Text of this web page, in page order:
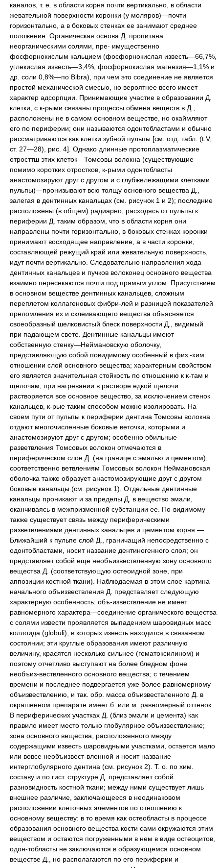
каналов, т. е. в области корня почти вертикально, в области
жевательной поверхности коронки (у моляров)—почти
горизонтально, а в боковых стенках ее занимают среднее
положение. Органическая основа Д. пропитана
неорганическими солями, пре- имущественно
фосфорнокислым кальцием (фосфорнокислая известь—66,7%,
углекислая известь—3,4%, фосфорнокислая магнезия—1,1% и
др. соли 0,8%—по Bibra), при чем это соединение не является
простой механической смесью, но вероятнее всего имеет
характер адсорпции. Принимающие участие в образовании Д.
клетки, с к-рыми связаны процессы обмена веществ в Д.,
расположены не в самом основном веществе, но окаймляют
его по периферии; они называются одонтобластами и обычно
рассматриваются как клетки зубной пульпы [см. отд. табл. (t.V,
ст. 27—28), рис. 4]. Однако длинные протоплазматические
отросттш этих клеток—Томсовы волокна (существующие
помимо коротких отростков, к-рыми одонтобласты
анастомозируют друг с другом и с глубжележащими клетками
пульпы)—пронизывают всю толщу основного вещества Д.,
залегая в дентинных канальцах (см. рисунок 1 и 2); последние
расположены (в общем) радиарно, расходясь от пульпы к
периферии Д. таким образом, что в области корня они
направлены почти горизонтально, в боковых стенках коронки
принимают восходящее направление, а в части коронки,
составляющей режущий край или жевательную поверхность,
идут почти вертикально. Следовательно направления хода
дентинных канальцев и пучков волоконец основного вещества
взаимно пересекаются почти под прямым углом. Присутствием
в основном веществе дентинных канальцев, сложным
переплетом коллагеновых фибри-лей и разницей показателей
преломления их и склеивающего вещества объясняется
своеобразный шелковистый блеск поверхности Д., видимый
при падающем свете. Дентинные канальцы имеют
собственную стенку—Неймановскую оболочку,
представляющую собой повидимому особенный в физ.-хим.
отношении слой основного вещества; характерным свойством
его является значительная стойкость по отношению к к-там и
щелочам; при нагревании в растворе едкой щелочи
растворяется все основное вещество, за исключением стенок
канальцев, к-рые таким способом можно изолировать. На
своем пути от пульпы к периферии дентина Томсовы волокна
отдают многочисленные боковые веточки, которыми и
анастомозируют друг с другом; особенно обильные
разветвления Томсовых волокон отмечаются в
периферическом слое Д. (на границе с эмалью и цементом);
соответственно ветвлениям Томсовых волокон Неймановская
оболочка также образует анастомозирующие друг с другом
боковые канальцы (см. рисунок 1). Отдельные дентинные
канальцы проникают и за пределы Д. в вещество эмали,
оканчиваясь в межпризменной субстанции ее. По-видимому
также существует связь между периферическими
разветвлениями дентинных канальцев и цементом корня.—
Ближайший к пульпе слой Д., граничащий непосредственно с
одонтобластами, носит название дентиногенного слоя; он
представляет собой еще необъизвествленную зону основного
вещества Д. (соответствующую остеоидной зоне, при
аппозиции костной ткани). Наблюдаемая в этом слое картина
начального объизвествления Д. представляет следующую
характерную особенность: объ-извествление не имеет
равномерного характера—соединение органического вещества
с солями извести проявляется выпадением шаровидных масс
коллоида (globuli), в которых известь находится в связанном
состоянии; эти круглые образования имеют различную
величину, красятся несколько сильнее (гематоксилином) и
поэтому отчетливо выступают на более бледном фоне
необъиз-вествленного основного вещества; с течением
времени и последнее подвергается уже более равномерному
объизвествлению, и так. обр. масса объизвествленного Д. в
окрашенном препарате имеет б. или м. равномерный оттенок.
В периферических участках Д. (близ эмали и цемента) как
правило имеет место только глобулярное объизвествление;
зона основного вещества, расположенного между
содержащими известь шаровидными участками, остается мало
или вовсе необъизвест-вленной и носит название
интерглобулярного дентина (см. рисунок 2). Т. о. по хим.
составу и по гист. структуре Д. представляет собой
разновидность костной ткани; между ними существует лишь
внешнее различие, заключающееся в неодинаковом
расположении клеточных элементов по отношению к
основному веществу: в то время как остеобласты в процессе
образования основного вещества кости сами окружаются этим
веществом и остаются погруженными в нем в виде остеоцитов,
одон-тобласты не заключаются в образующемся основном
веществе Д., но располагаются по его периферии и